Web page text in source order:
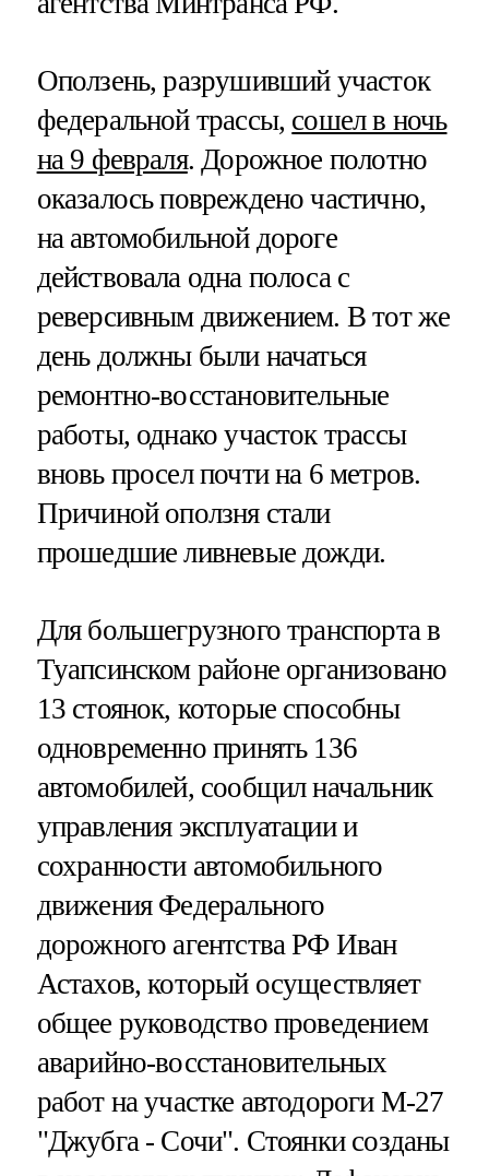
Оползень, разрушивший участок
федеральной трассы, сошел в ночь
на 9 февраля. Дорожное полотно
оказалось повреждено частично,
на автомобильной дороге
действовала одна полоса с
реверсивным движением. В тот же
день должны были начаться
ремонтно-восстановительные
работы, однако участок трассы
вновь просел почти на 6 метров.
Причиной оползня стали
прошедшие ливневые дожди.
Для большегрузного транспорта в
Туапсинском районе организовано
13 стоянок, которые способны
одновременно принять 136
автомобилей, сообщил начальник
управления эксплуатации и
сохранности автомобильного
движения Федерального
дорожного агентства РФ Иван
Астахов, который осуществляет
общее руководство проведением
аварийно-восстановительных
работ на участке автодороги М-27
"Джубга - Сочи". Стоянки созданы